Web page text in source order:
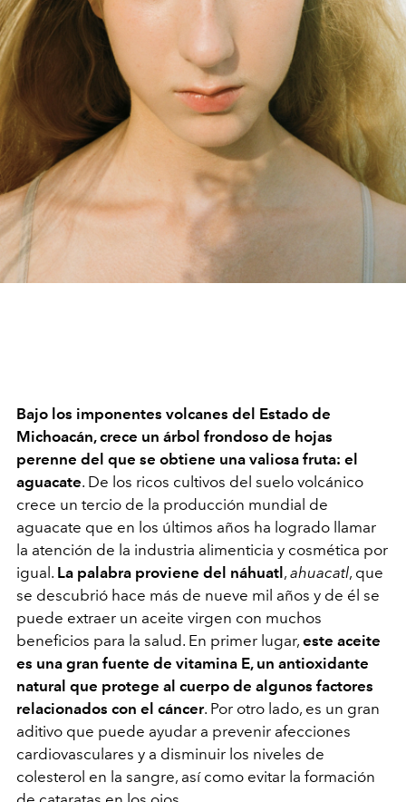
Bajo los imponentes volcanes del Estado de
Michoacán, crece un árbol frondoso de hojas
perenne del que se obtiene una valiosa fruta: el
aguacate. De los ricos cultivos del suelo volcánico
crece un tercio de la producción mundial de
aguacate que en los últimos años ha logrado llamar
la atención de la industria alimenticia y cosmética por
igual. La palabra proviene del náhuatl, ahuacatl, que
se descubrió hace más de nueve mil años y de él se
puede extraer un aceite virgen con muchos
beneficios para la salud. En primer lugar, este aceite
es una gran fuente de vitamina E, un antioxidante
natural que protege al cuerpo de algunos factores
relacionados con el cáncer. Por otro lado, es un gran
aditivo que puede ayudar a prevenir afecciones
cardiovasculares y a disminuir los niveles de
colesterol en la sangre, así como evitar la formación